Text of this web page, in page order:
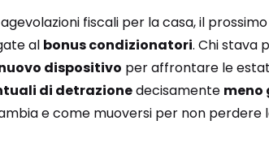
fiscali per la casa, il
al bonus condizionatori. Chi stava
dispositivo per affrontare le
di detrazionedecisamente meno
e come muoversi per non perdere